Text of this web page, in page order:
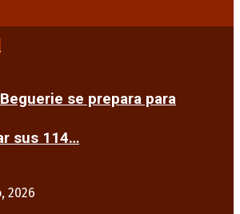
se prepara para
sus 114…
2026